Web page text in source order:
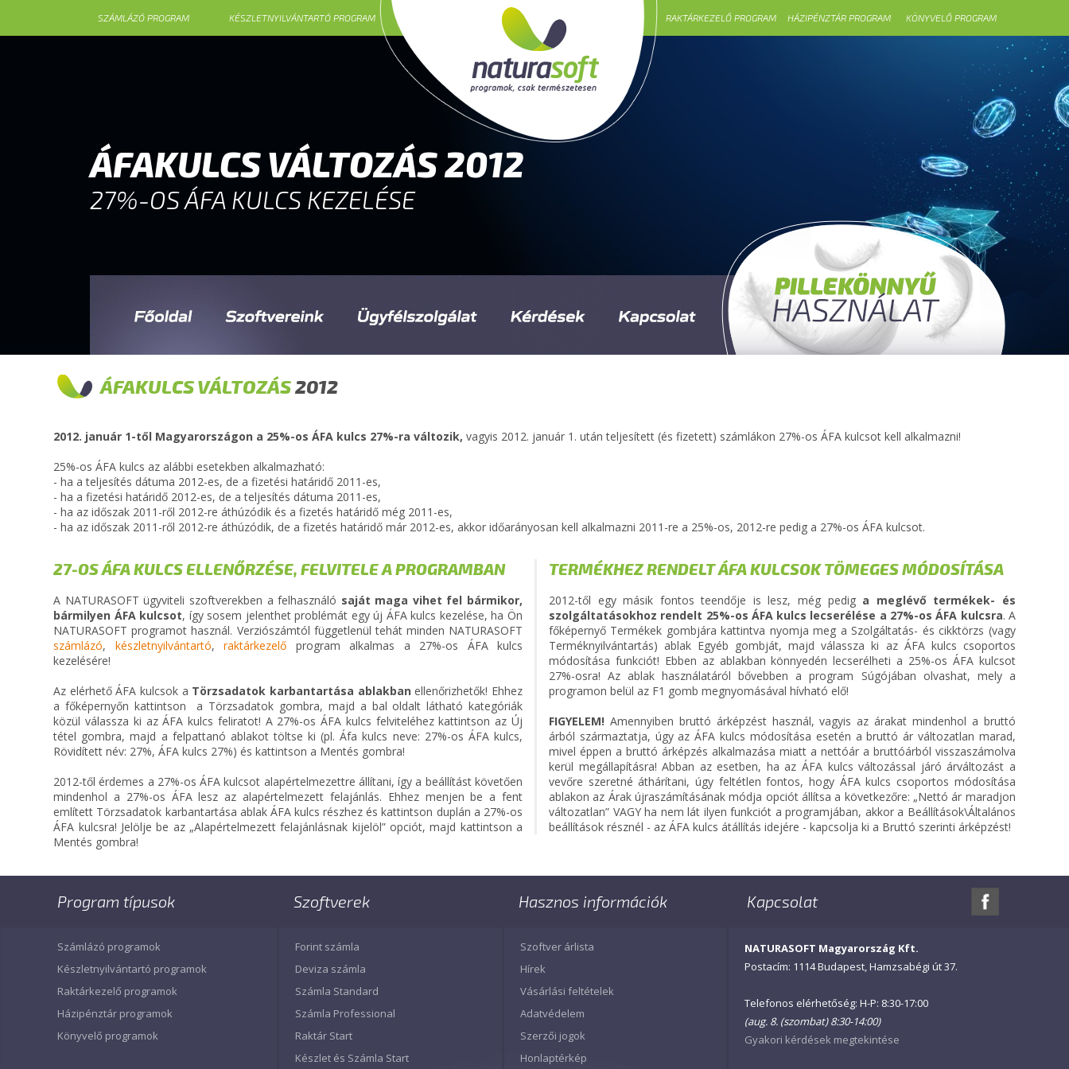
SZÁMLÁZÓ PROGRAM KÉSZLETNYILVÁNTARTÓ PROGRAM RAKTÁRKEZELŐ PROGRAM HÁZIPÉNZTÁR PROGRAM KÖNYVELŐ PROGRAM
ÁFAKULCS VÁLTOZÁS 2012
27%-OS ÁFA KULCS KEZELÉSE
ÁFAKULCS VÁLTOZÁS2012
2012. január 1-től Magyarországon a 25%-os ÁFA kulcs 27%-ra változik,vagyis 2012. január 1. után teljesített (és fizetett) számlákon 27%-os ÁFA kulcsot kell alkalmazni!
25%-os ÁFA kulcs az alábbi esetekben alkalmazható:
- ha a teljesítés dátuma 2012-es, de a fizetési határidő 2011-es,
- ha a fizetési határidő 2012-es, de a teljesítés dátuma 2011-es,
- ha az időszak 2011-ről 2012-re áthúzódik és a fizetés határidő még 2011-es,
- ha az időszak 2011-ről 2012-re áthúzódik, de a fizetés határidő már 2012-es, akkor időarányosan kell alkalmazni 2011-re a 25%-os, 2012-re pedig a 27%-os ÁFA kulcsot.
27-OS ÁFA KULCS ELLENŐRZÉSE, FELVITELE A PROGRAMBAN
A NATURASOFT ügyviteli szoftverekben a felhasználó saját maga vihet fel bármikor,
bármilyen ÁFA kulcsot, így sosem jelenthet problémát egy új ÁFA kulcs kezelése, ha Ön
NATURASOFT programot használ. Verziószámtól függetlenül tehát minden NATURASOFT
számlázó, készletnyilvántartó,raktárkezelő program alkalmas a 27%-os ÁFA kulcs
kezelésére!
Az elérhető ÁFA kulcsok a Törzsadatok karbantartása ablakban ellenőrizhetők! Ehhez
a főképernyőn kattintson a Törzsadatok gombra, majd a bal oldalt látható kategóriák
közül válassza ki az ÁFA kulcs feliratot! A 27%-os ÁFA kulcs felviteléhez kattintson az Új
tétel gombra, majd a felpattanó ablakot töltse ki (pl. Áfa kulcs neve: 27%-os ÁFA kulcs,
Rövidített név: 27%, ÁFA kulcs 27%) és kattintson a Mentés gombra!
2012-től érdemes a 27%-os ÁFA kulcsot alapértelmezettre állítani, így a beállítást követően
mindenhol a 27%-os ÁFA lesz az alapértelmezett felajánlás. Ehhez menjen be a fent
említett Törzsadatok karbantartása ablak ÁFA kulcs részhez és kattintson duplán a 27%-os
ÁFA kulcsra! Jelölje be az „Alapértelmezett felajánlásnak kijelöl” opciót, majd kattintson a
Mentés gombra!
TERMÉKHEZ RENDELT ÁFA KULCSOK TÖMEGES MÓDOSÍTÁSA
2012-től egy másik fontos teendője is lesz, még pedig a meglévő termékek- és
szolgáltatásokhoz rendelt 25%-os ÁFA kulcs lecserélése a 27%-os ÁFA kulcsra. A
főképernyő Termékek gombjára kattintva nyomja meg a Szolgáltatás- és cikktörzs (vagy
Terméknyilvántartás) ablak Egyéb gombját, majd válassza ki az ÁFA kulcs csoportos
módosítása funkciót! Ebben az ablakban könnyedén lecserélheti a 25%-os ÁFA kulcsot
27%-osra! Az ablak használatáról bővebben a program Súgójában olvashat, mely a
programon belül az F1 gomb megnyomásával hívható elő!
FIGYELEM! Amennyiben bruttó árképzést használ, vagyis az árakat mindenhol a bruttó
árból származtatja, úgy az ÁFA kulcs módosítása esetén a bruttó ár változatlan marad,
mivel éppen a bruttó árképzés alkalmazása miatt a nettóár a bruttóárból visszaszámolva
kerül megállapításra! Abban az esetben, ha az ÁFA kulcs változással járó árváltozást a
vevőre szeretné áthárítani, úgy feltétlen fontos, hogy ÁFA kulcs csoportos módosítása
ablakon az Árak újraszámításának módja opciót állítsa a következőre: „Nettó ár maradjon
változatlan” VAGY ha nem lát ilyen funkciót a programjában, akkor a Beállítások\Általános
beállítások résznél - az ÁFA kulcs átállítás idejére - kapcsolja ki a Bruttó szerinti árképzést!
Program típusok
Számlázó programok
Készletnyilvántartó programok
Raktárkezelő programok
Házipénztár programok
Könyvelő programok
Szoftverek
Forint számla
Deviza számla
Számla Standard
Számla Professional
Raktár Start
Készlet és Számla Start
Hasznos információk
Szoftver árlista
Hírek
Vásárlási feltételek
Adatvédelem
Szerzői jogok
Honlaptérkép
Kapcsolat
NATURASOFT Magyarország Kft.
Postacím: 1114 Budapest, Hamzsabégi út 37.
Telefonos elérhetőség: H-P: 8:30-17:00
(aug. 8. (szombat) 8:30-14:00)
Gyakori kérdések megtekintése